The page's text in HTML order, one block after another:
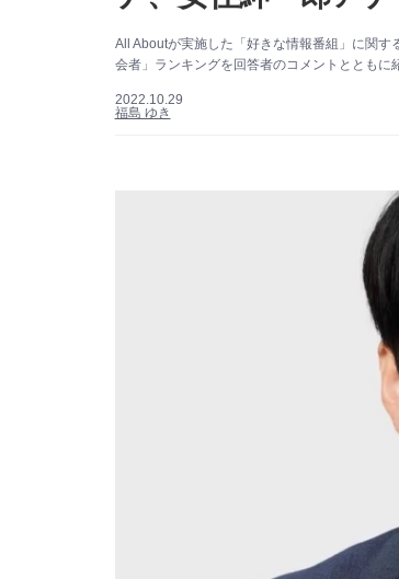
All Aboutが実施した「好きな情報番組」に関
会者」ランキングを回答者のコメントとともに
2022.10.29
福島 ゆき